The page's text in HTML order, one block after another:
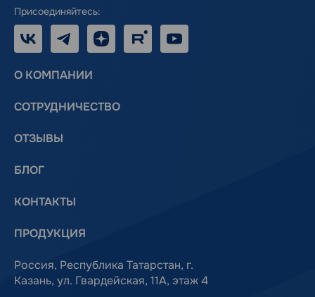
Присоединяйтесь:
Telegram Дзен RUTUBE
О КОМПАНИИ
СОТРУДНИЧЕСТВО
ОТЗЫВЫ
БЛОГ
КОНТАКТЫ
ПРОДУКЦИЯ
Россия, Республика Татарстан, г.
Казань, ул. Гвардейская, 11А, этаж 4